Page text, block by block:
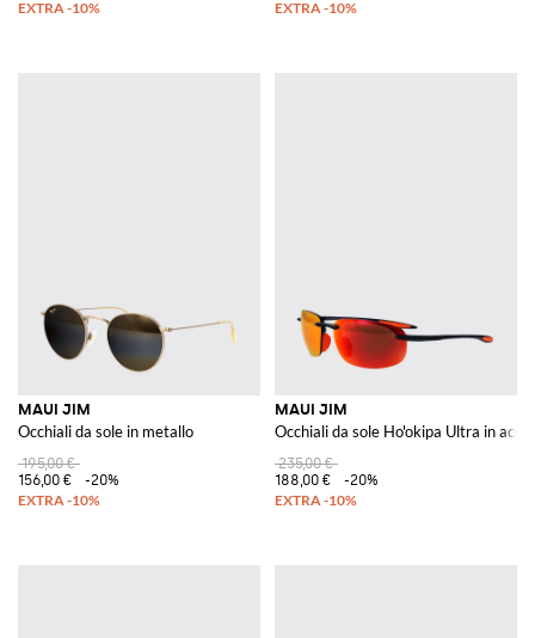
MAUI JIM
Occhiali da sole in metallo
195,00 €
156,00 €
-20%
MAUI JIM
Occhiali da sole Ho'okipa Ultra in
235,00 €
188,00 €
-20%